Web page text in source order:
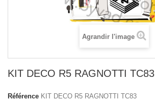
Agrandir l'image
KIT DECO R5 RAGNOTTI TC83
Référence KIT DECO R5 RAGNOTTI TC83